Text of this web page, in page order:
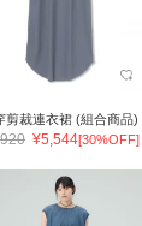
剪裁連衣裙 (組合商品)
¥5,544[30%OFF]